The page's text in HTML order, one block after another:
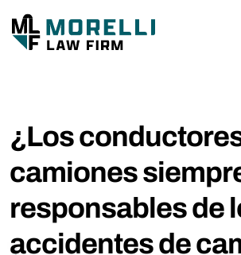
¿Los
camiones
responsables de
accidentes de